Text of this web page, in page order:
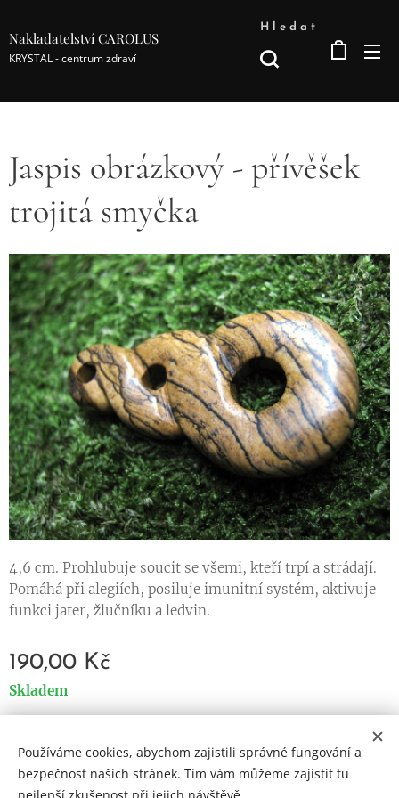
Nakladatelství CAROLUS
KRYSTAL - centrum zdraví
Hledat
Jaspis obrázkový - přívěšek
trojitá smyčka
4,6 cm. Prohlubuje soucit se všemi, kteří trpí a strádají.
Pomáhá při alegiích, posiluje imunitní systém, aktivuje
funkci jater, žlučníku a ledvin.
190,00 Kč
Skladem
Cookies
Používáme cookies, abychom zajistili správné fungování a
bezpečnost našich stránek. Tím vám můžeme zajistit tu